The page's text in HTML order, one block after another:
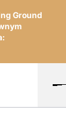
Ground